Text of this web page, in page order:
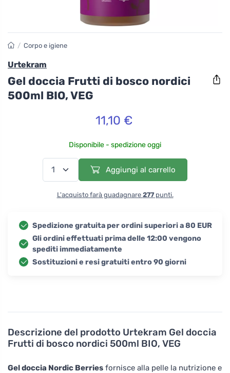
Descrizione del prodotto Urtekram Gel doccia
Frutti di bosco nordici 500ml BIO, VEG
Gel doccia Nordic Berries fornisce alla pelle la nutrizione e
/ Corpo e igiene
Urtekram
Gel doccia Frutti di bosco nordici
500ml BIO, VEG
11,10 €
Disponibile - spedizione oggi
Aggiungi al carrello
L'acquisto farà guadagnare 277punti.
Spedizione gratuita per ordini superiori a 80 EUR
Gli ordini effettuati prima delle 12:00 vengono
spediti immediatamente
Sostituzioni e resi gratuiti entro 90 giorni